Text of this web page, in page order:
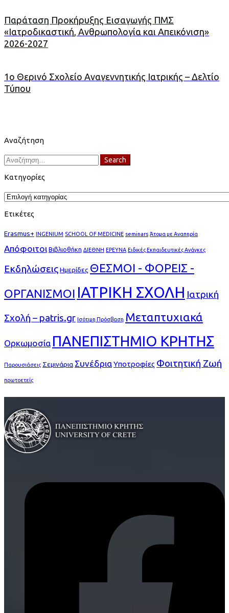
Παράταση Προκήρυξης Εισαγωγής ΠΜΣ
«Ιατροδικαστική, Ανθρωπολογία και Απεικόνιση»
2026-2027
1ο Θερινό Σχολείο Αναγεννητικής Ιατρικής – Δελτίο
Τύπου
Αναζήτηση
Search
for:
Search
Κατηγορίες
Κατηγορίες
Ετικέτες
Erasmus+ INGENIUM SCHOOL OF MEDICINE seminars Άτομα με Αναπηρία
Απόφοιτοι Βιβλιοθήκη ΔΙΕΘΝΗ ΕΡΕΥΝΑ Ειδικές Εκπαιδευτικές Ανάγκες
ΕκδηλώσειςΗμερίδες ΘΕΣΜΟΙ - ΦΟΡΕΙΣ -
ΟΡΓΑΝΙΣΜΟΙ ΙΑΤΡΙΚΗ ΣΧΟΛΗ Ιατρική
Σχολή – patris.gr Ισότιμη Πρόσβαση Μεταπτυχιακά
Ορκωμοσία ΠΑΝΕΠΙΣΤΗΜΙΟ ΚΡΗΤΗΣ
Παρουσιάσεις Σεμινάρια ΣυνέδριαΥποτροφίες Φοιτητική Ζωή
πρωτοετείς